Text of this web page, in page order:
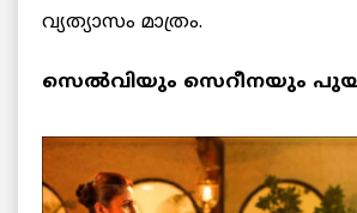
വ്യത്യാസം മാത്രം.
സെൽവിയും സെറീനയും